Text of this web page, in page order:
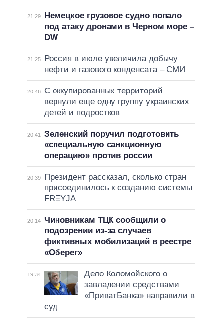
21:29
Немецкое грузовое судно попало
под атаку дронами в Черном море –
DW
21:25
Россия в июле увеличила добычу
нефти и газового конденсата – СМИ
20:46
С оккупированных территорий
вернули еще одну группу украинских
детей и подростков
20:41
Зеленский поручил подготовить
«специальную санкционную
операцию» против россии
20:39
Президент рассказал, сколько стран
присоединилось к созданию системы
FREYJA
20:14
Чиновникам ТЦК сообщили о
подозрении из-за случаев
фиктивных мобилизаций в реестре
«Оберег»
19:34
Дело Коломойского о
завладении средствами
«ПриватБанка» направили в
суд